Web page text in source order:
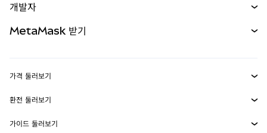
무기한 선물
실물자산
개발자
MetaMask Connect
Snaps
MetaMask 받기
보안
가격 둘러보기
이더리움 가격
솔라나 가격
환전 둘러보기
ETH를 USD로 환전
가이드 둘러보기